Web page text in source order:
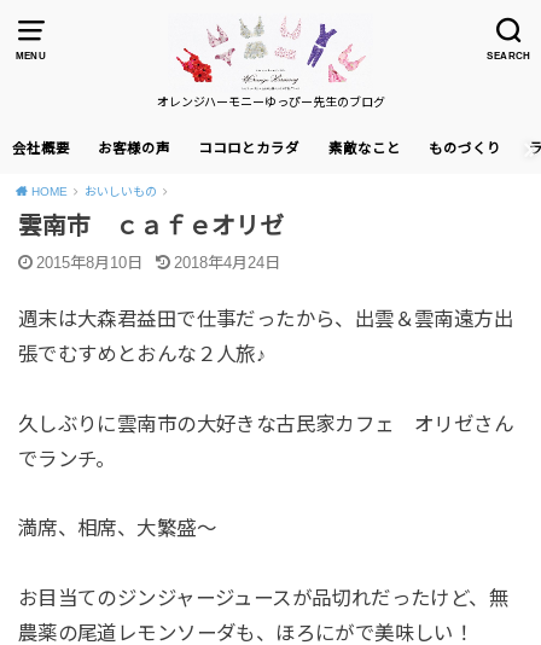
MENU SEARCH
オレンジハーモニーゆっぴー先生のブログ
会社概要 お客様の声 ココロとカラダ 素敵なこと ものづくり
HOME おいしいもの
雲南市 ｃａｆｅオリゼ
2015年8月10日 2018年4月24日
週末は大森君益田で仕事だったから、出雲＆雲南遠方出
張でむすめとおんな２人旅♪
久しぶりに雲南市の大好きな古民家カフェ オリゼさん
でランチ。
満席、相席、大繁盛～
お目当てのジンジャージュースが品切れだったけど、無
農薬の尾道レモンソーダも、ほろにがで美味しい！